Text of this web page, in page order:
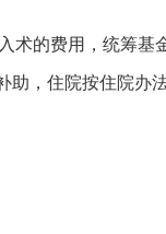
的费用，统筹基
，住院按住院办